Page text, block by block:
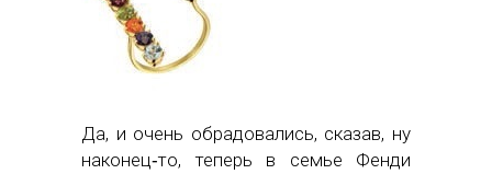
Да, и очень обрадовались, сказав, ну
наконец‑то, теперь в семье Фенди